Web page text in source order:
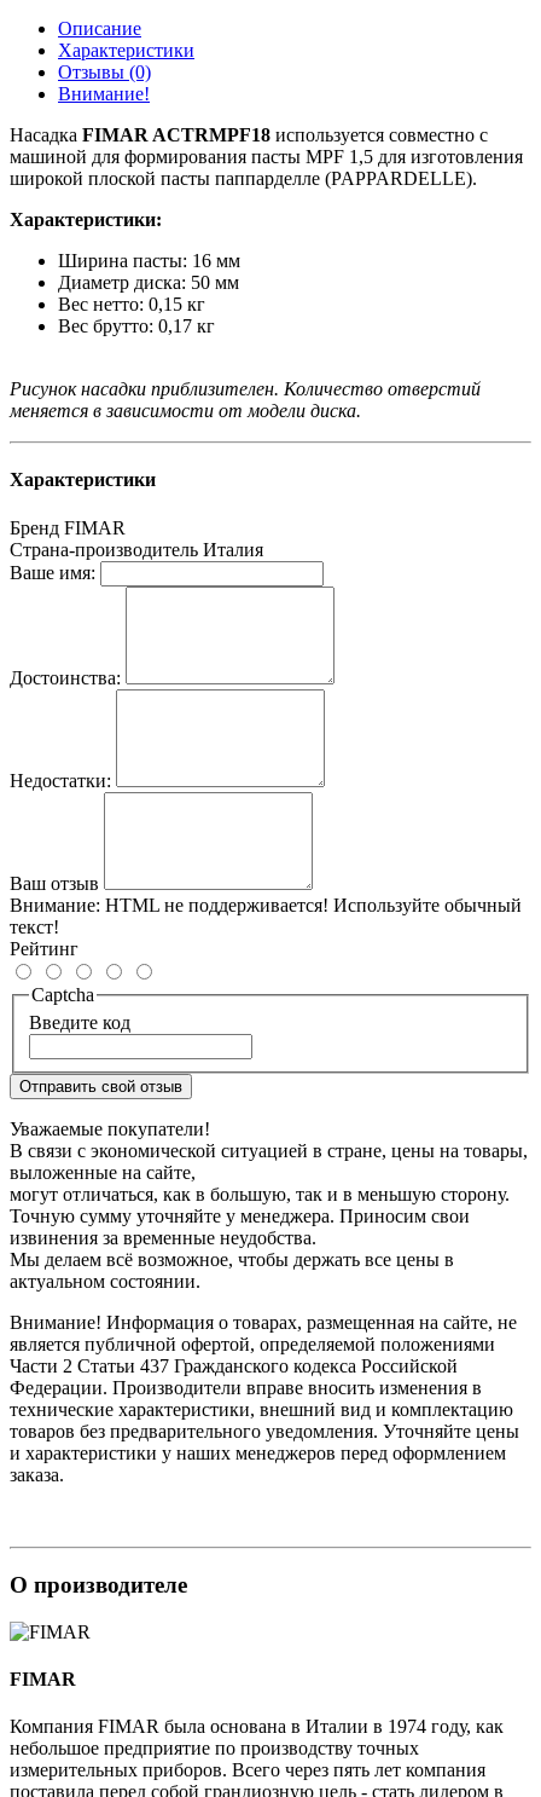
Описание
Характеристики
Отзывы (0)
Внимание!
Насадка FIMAR ACTRMPF18 используется совместно с
машиной для формирования пасты MPF 1,5 для изготовления
широкой плоской пасты паппарделле (PAPPARDELLE).
Характеристики:
Ширина пасты: 16 мм
Диаметр диска: 50 мм
Вес нетто: 0,15 кг
Вес брутто: 0,17 кг
Рисунок насадки приблизителен. Количество отверстий
меняется в зависимости от модели диска.
Характеристики
Бренд FIMAR
Страна-производитель Италия
Ваше имя:
Достоинства:
Недостатки:
Ваш отзыв
Внимание: HTML не поддерживается! Используйте обычный
текст!
Рейтинг
Captcha
Введите код
Отправить свой отзыв
Уважаемые покупатели!
В связи с экономической ситуацией в стране, цены на товары,
выложенные на сайте,
могут отличаться, как в большую, так и в меньшую сторону.
Точную сумму уточняйте у менеджера. Приносим свои
извинения за временные неудобства.
Мы делаем всё возможное, чтобы держать все цены в
актуальном состоянии.
Внимание! Информация о товарах, размещенная на сайте, не
является публичной офертой, определяемой положениями
Части 2 Статьи 437 Гражданского кодекса Российской
Федерации. Производители вправе вносить изменения в
технические характеристики, внешний вид и комплектацию
товаров без предварительного уведомления. Уточняйте цены
и характеристики у наших менеджеров перед оформлением
заказа.
О производителе
FIMAR
Компания FIMAR была основана в Италии в 1974 году, как
небольшое предприятие по производству точных
измерительных приборов. Всего через пять лет компания
поставила перед собой грандиозную цель - стать лидером в